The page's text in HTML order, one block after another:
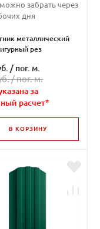
забрать через
дня
металлический
рез
/ пог. м.
/пог. м.
за
расчет*
В КОРЗИНУ